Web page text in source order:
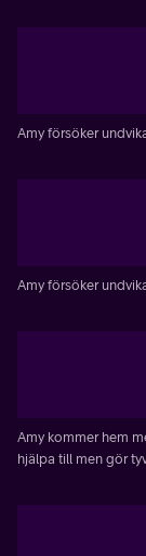
Amy försöker
Amy försöker
Amy kommer hem
hjälpa till men gör